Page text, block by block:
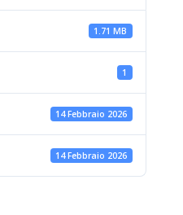
1.71 MB
1
14 Febbraio 2026
14 Febbraio 2026